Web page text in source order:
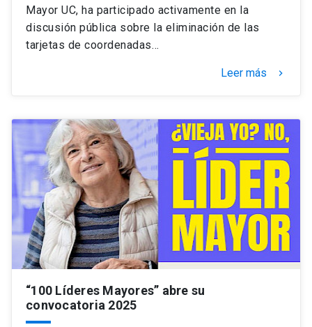
Mayor UC, ha participado activamente en la
discusión pública sobre la eliminación de las
tarjetas de coordenadas…
Leer más keyboard_arrow_right
“100 Líderes Mayores” abre su
convocatoria 2025